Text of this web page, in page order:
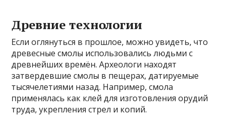
Древние технологии
Если оглянуться в прошлое, можно увидеть, что
древесные смолы использовались людьми с
древнейших времён. Археологи находят
затвердевшие смолы в пещерах, датируемые
тысячелетиями назад. Например, смола
применялась как клей для изготовления орудий
труда, укрепления стрел и копий.